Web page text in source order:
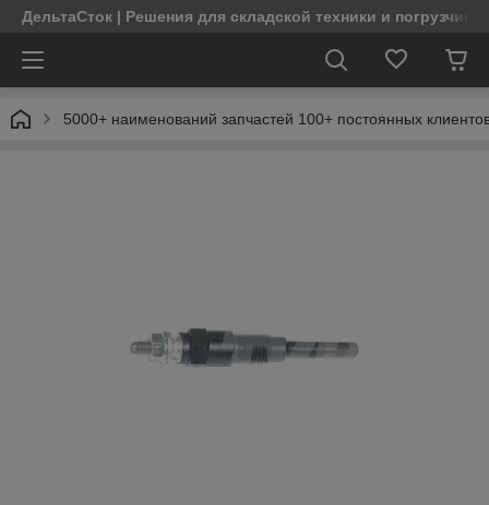
ДельтаСток | Решения для складской техники и
5000+ наименований запчастей 100+ постоянных